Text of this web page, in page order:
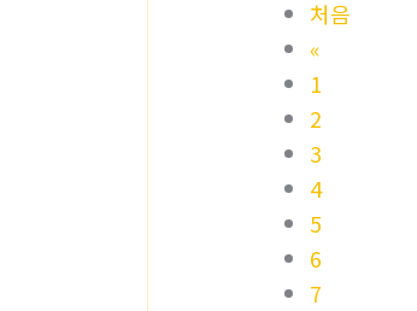
처음
«
1
2
3
4
5
6
7